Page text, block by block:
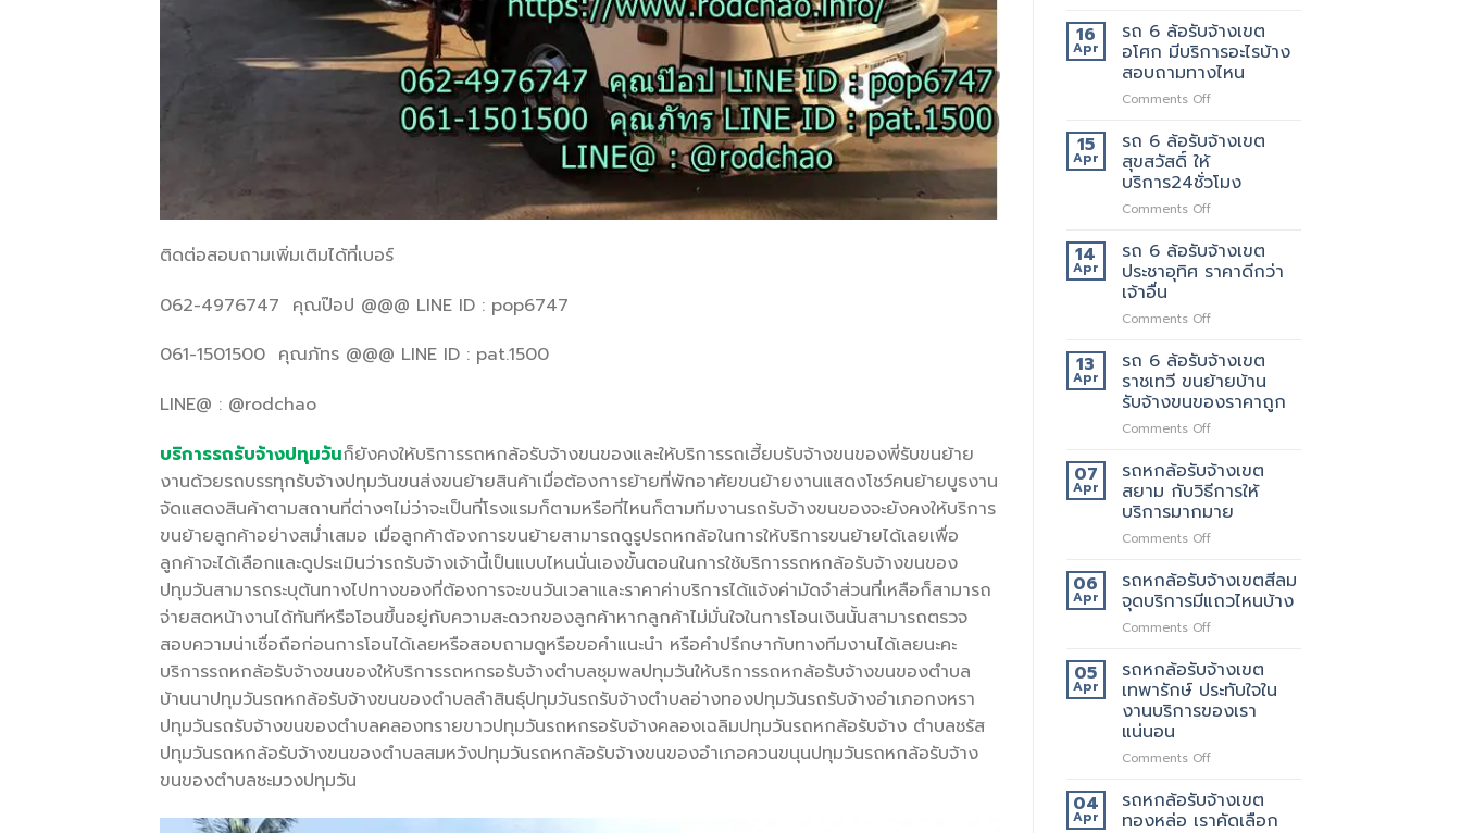
ติดต่อสอบถามเพิ่มเติมได้ที่เบอร์
062-4976747 คุณป๊อป @@@ LINE ID : pop6747
061-1501500 คุณภัทร @@@ LINE ID : pat.1500
LINE@ : @rodchao
บริการรถรับจ้างปทุมวันก็ยังคงให้บริการรถหกล้อรับจ้างขนของและให้บริการรถเฮี้ยบรับจ้างขนของพี่รับขนย้าย
งานด้วยรถบรรทุกรับจ้างปทุมวันขนส่งขนย้ายสินค้าเมื่อต้องการย้ายที่พักอาศัยขนย้ายงานแสดงโชว์คนย้ายบูธงาน
จัดแสดงสินค้าตามสถานที่ต่างๆไม่ว่าจะเป็นที่โรงแรมก็ตามหรือที่ไหนก็ตามทีมงานรถรับจ้างขนของจะยังคงให้บริการ
ขนย้ายลูกค้าอย่างสม่ำเสมอ เมื่อลูกค้าต้องการขนย้ายสามารถดูรูปรถหกล้อในการให้บริการขนย้ายได้เลยเพื่อ
ลูกค้าจะได้เลือกและดูประเมินว่ารถรับจ้างเจ้านี้เป็นแบบไหนนั่นเองขั้นตอนในการใช้บริการรถหกล้อรับจ้างขนของ
ปทุมวันสามารถระบุต้นทางไปทางของที่ต้องการจะขนวันเวลาและราคาค่าบริการได้แจ้งค่ามัดจำส่วนที่เหลือก็สามารถ
จ่ายสดหน้างานได้ทันทีหรือโอนขึ้นอยู่กับความสะดวกของลูกค้าหากลูกค้าไม่มั่นใจในการโอนเงินนั้นสามารถตรวจ
สอบความน่าเชื่อถือก่อนการโอนได้เลยหรือสอบถามดูหรือขอคำแนะนำ หรือคำปรึกษากับทางทีมงานได้เลยนะคะ
บริการรถหกล้อรับจ้างขนของให้บริการรถหกรอรับจ้างตำบลชุมพลปทุมวันให้บริการรถหกล้อรับจ้างขนของตำบล
บ้านนาปทุมวันรถหกล้อรับจ้างขนของตำบลลำสินธุ์ปทุมวันรถรับจ้างตำบลอ่างทองปทุมวันรถรับจ้างอำเภอกงหรา
ปทุมวันรถรับจ้างขนของตำบลคลองทรายขาวปทุมวันรถหกรอรับจ้างคลองเฉลิมปทุมวันรถหกล้อรับจ้าง ตำบลชรัส
ปทุมวันรถหกล้อรับจ้างขนของตำบลสมหวังปทุมวันรถหกล้อรับจ้างขนของอำเภอควนขนุนปทุมวันรถหกล้อรับจ้าง
ขนของตำบลชะมวงปทุมวัน
คอน
โด
ปลอดภัย
6
ล้อ
รับจ้าง
เขต
สุทธิสาร
ย้าย
หลาน
อยาก
มี
คน
ด้วย
มั้ย
16
Apr
รถ 6 ล้อรับจ้างเขต
อโศก มีบริการอะไรบ้าง
สอบถามทางไหน
Comments Offon
6
ล้อ
รับจ้าง
เขต
อโศก
บริการ
อะไร
บ้าง
ทาง
15
Apr
รถ 6 ล้อรับจ้างเขต
สุขสวัสดิ์ ให้
บริการ24ชั่วโมง
Comments Offon
6
ล้อ
รับจ้าง
สุขสวัสดิ์
บริการ24ชั่วโมง
14
Apr
รถ 6 ล้อรับจ้างเขต
ประชาอุทิศ ราคาดีกว่า
เจ้าอื่น
Comments Offon
6
ล้อ
รับจ้าง
เขต
ประชาอุทิศ
ดี
กว่า
เจ้า
อื่น
13
Apr
รถ 6 ล้อรับจ้างเขต
ราชเทวี ขนย้ายบ้าน
รับจ้างขนของราคาถูก
Comments Offon
6
ล้อ
รับจ้าง
เขต
ราชเทวี
ย้าย
บ้าน
รับจ้าง
ขน
ราคา
ถูก
07
Apr
รถหกล้อรับจ้างเขต
สยาม กับวิธีการให้
บริการมากมาย
Comments Offon
หก
ล้อ
รับจ้าง
เขต
กับ
วิธี
การ
ให้
มากมาย
06
Apr
รถหกล้อรับจ้างเขตสีลม
จุดบริการมีแถวไหนบ้าง
Comments Offon
หก
ล้อ
รับจ้าง
เขต
จุด
มี
แถว
05
Apr
รถหกล้อรับจ้างเขต
เทพารักษ์ ประทับใจใน
งานบริการของเรา
แน่นอน
Comments Offon
หก
ล้อ
04
Apr
รถหกล้อรับจ้างเขต
ทองหล่อ เราคัดเลือก